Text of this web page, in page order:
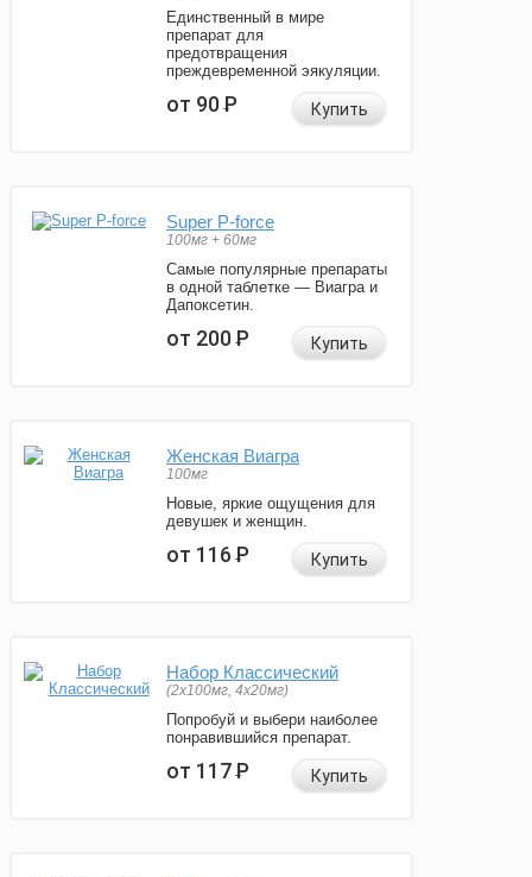
Единственный в мире
препарат для
предотвращения
преждевременной эякуляции.
от 90Р Купить
Super P-force
100мг + 60мг
Самые популярные препараты
в одной таблетке — Виагра и
Дапоксетин.
от 200Р Купить
Женская Виагра
100мг
Новые, яркие ощущения для
девушек и женщин.
от 116Р Купить
Набор Классический
(2x100мг, 4x20мг)
Попробуй и выбери наиболее
понравившийся препарат.
от 117Р Купить